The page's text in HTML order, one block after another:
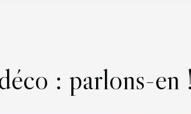
: parlons-en